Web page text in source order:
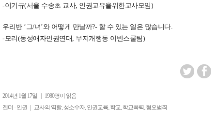
-이기규(서울 수송초 교사, 인권교유을위한교사모임)
우리반 ‘그/녀’와 어떻게 만날까?- 할 수 있는 일은 많습니다.
-모리(동성애자인권연대, 무지개행동 이반스쿨팀)
2014년 1월 17일
1980명이 읽음
젠더 · 인권 | 교사의 역할,성소수자,인권교육,학교,학교폭력,혐오범죄